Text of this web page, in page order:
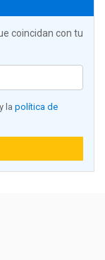
coincidan con tu
y la política de